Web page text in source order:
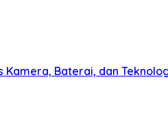
Kamera, Baterai, dan